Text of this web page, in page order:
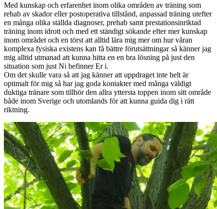
Med kunskap och erfarenhet inom olika områden av träning som
rehab av skador eller postoperativa tillstånd, anpassad träning utefter
en många olika ställda diagnoser, prehab samt prestationsinriktad
träning inom idrott och med ett ständigt sökande efter mer kunskap
inom området och en törst att alltid lära mig mer om hur våran
komplexa fysiska existens kan få bättre förutsättningar så känner jag
mig alltid utmanad att kunna hitta en en bra lösning på just den
situation som just Ni befinner Er i.
Om det skulle vara så att jag känner att uppdraget inte helt är
optimalt för mig så har jag goda kontakter med många väldigt
duktiga tränare som tillhör den allra yttersta toppen inom sitt område
både inom Sverige och utomlands för att kunna guida dig i rätt
riktning.